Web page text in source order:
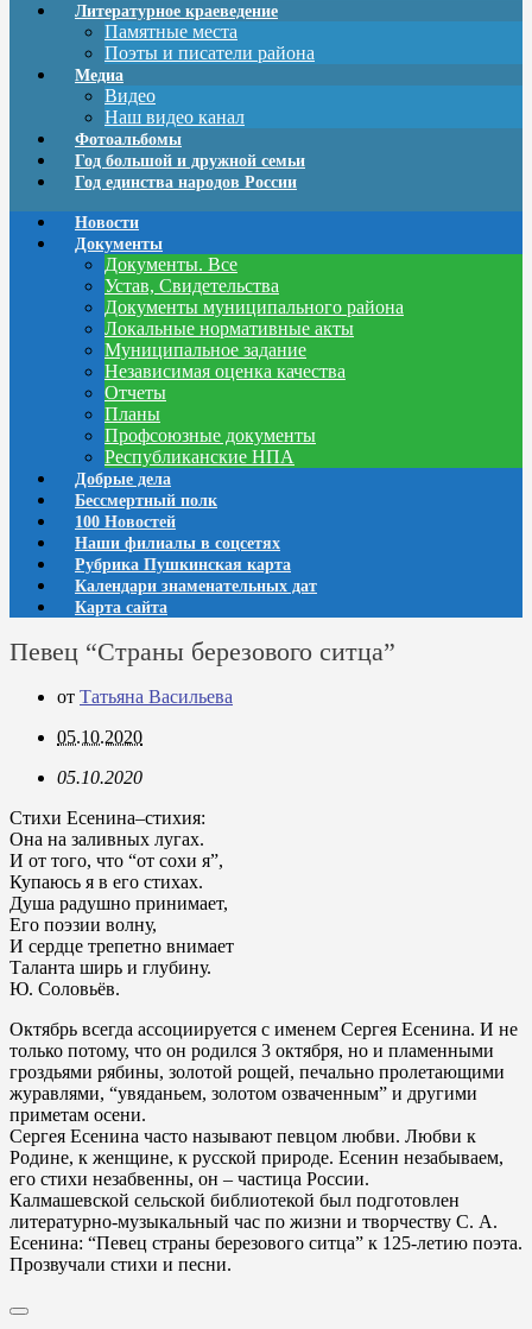
Литературное краеведение
Памятные места
Поэты и писатели района
Медиа
Видео
Наш видео канал
Фотоальбомы
Год большой и дружной семьи
Год единства народов России
Новости
Документы
Документы. Все
Устав, Свидетельства
Документы муниципального района
Локальные нормативные акты
Муниципальное задание
Независимая оценка качества
Отчеты
Планы
Профсоюзные документы
Республиканские НПА
Добрые дела
Бессмертный полк
100 Новостей
Наши филиалы в соцсетях
Рубрика Пушкинская карта
Календари знаменательных дат
Карта сайта
Певец “Страны березового ситца”
от Татьяна Васильева
05.10.2020
05.10.2020
Стихи Есенина–стихия:
Она на заливных лугах.
И от того, что “от сохи я”,
Купаюсь я в его стихах.
Душа радушно принимает,
Его поэзии волну,
И сердце трепетно внимает
Таланта ширь и глубину.
Ю. Соловьёв.
Октябрь всегда ассоциируется с именем Сергея Есенина. И не
только потому, что он родился 3 октября, но и пламенными
гроздьями рябины, золотой рощей, печально пролетающими
журавлями, “увяданьем, золотом озваченным” и другими
приметам осени.
Сергея Есенина часто называют певцом любви. Любви к
Родине, к женщине, к русской природе. Есенин незабываем,
его стихи незабвенны, он – частица России.
Калмашевской сельской библиотекой был подготовлен
литературно-музыкальный час по жизни и творчеству С. А.
Есенина: “Певец страны березового ситца” к 125-летию поэта.
Прозвучали стихи и песни.